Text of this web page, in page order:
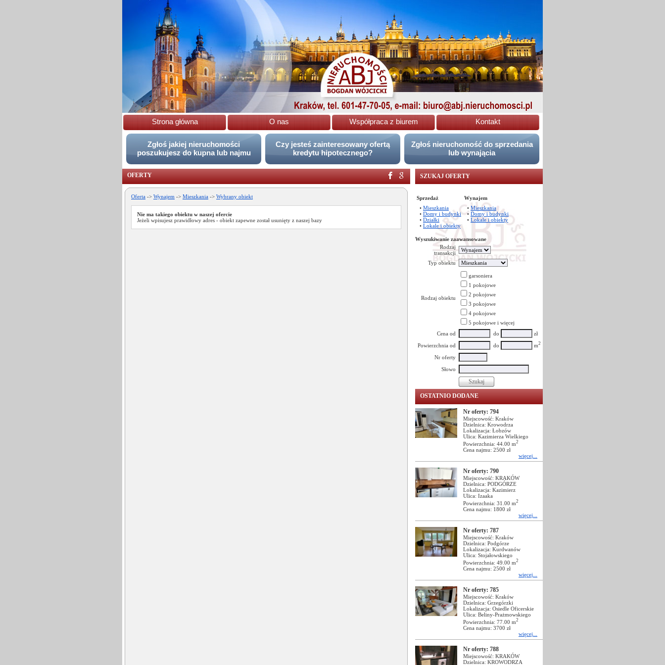
Strona główna O nas Współpraca z biurem Kontakt
Zgłoś jakiej nieruchomości
poszukujesz do kupna lub najmu
Czy jesteś zainteresowany ofertą
kredytu hipotecznego?
Zgłoś nieruchomość do sprzedania
lub wynającia
OFERTY SZUKAJ OFERTY
Oferta -> Wynajem -> Mieszkania -> Wybrany obiekt
Nie ma takiego obiektu w naszej ofercie
Jeżeli wpisujesz prawidłowy adres - obiekt zapewne został usunięty z naszej bazy
Sprzedaż
• Mieszkania
• Domy i budynki
• Działki
• Lokale i obiekty
Wynajem
• Mieszkania
• Domy i budynki
• Lokale i obiekty
Wyszukiwanie zaawansowane
Rodzaj
transakcji
Typ obiektu
Rodzaj obiektu
garsoniera
1 pokojowe
2 pokojowe
3 pokojowe
4 pokojowe
5 pokojowe i więcej
Cena od
do
zł
Powierzchnia od
do m2
Nr oferty
Słowo
OSTATNIO DODANE
Nr oferty: 794
Miejscowość: Kraków
Dzielnica: Krowodrza
Lokalizacja: Łobzów
Ulica: Kazimierza Wielkiego
Powierzchnia: 44.00 m2
Cena najmu: 2500 zł
więcej...
Nr oferty: 790
Miejscowość: KRAKÓW
Dzielnica: PODGÓRZE
Lokalizacja: Kazimierz
Ulica: Izaaka
Powierzchnia: 31.00 m2
Cena najmu: 1800 zł
więcej...
Nr oferty: 787
Miejscowość: Kraków
Dzielnica: Podgórze
Lokalizacja: Kurdwanów
Ulica: Stojałowskiego
Powierzchnia: 49.00 m2
Cena najmu: 2500 zł
więcej...
Nr oferty: 785
Miejscowość: Kraków
Dzielnica: Grzegórzki
Lokalizacja: Osiedle Oficerskie
Ulica: Beliny-Prażmowskiego
Powierzchnia: 77.00 m2
Cena najmu: 3700 zł
więcej...
Nr oferty: 788
Miejscowość: KRAKÓW
Dzielnica: KROWODRZA